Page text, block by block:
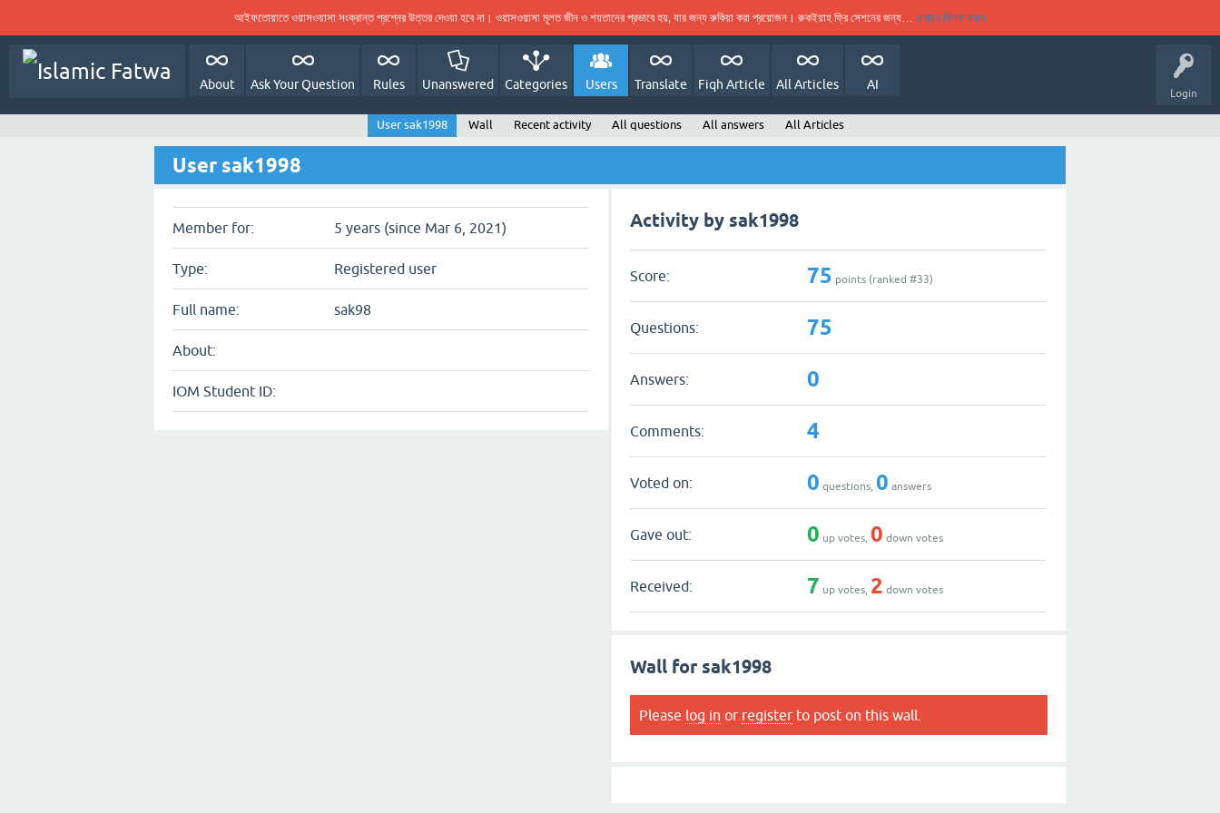
আইফতোয়াতে ওয়াসওয়াসা সংক্রান্ত প্রশ্নের উত্তর দেওয়া হবে না। ওয়াসওয়াসা মূলত জীন ও শয়তানের প্রভাবে হয়, যার জন্য রুকিয়া করা প্রয়োজন। রুকইয়াহ ফ্রি সেশনের জন্য… এখানে ক্লিক করুন
Login
About Ask Your Question Rules Unanswered Categories Users Translate Fiqh Article All Articles AI
User sak1998 Wall Recent activity All questions All answers All Articles
User sak1998
Member for: 5 years (since Mar 6, 2021)
Type: Registered user
Full name: sak98
About:
IOM Student ID:
Activity by sak1998
Score: 75 points (ranked #33)
Questions: 75
Answers: 0
Comments: 4
Voted on: 0 questions,0 answers
Gave out: 0 up votes,0 down votes
Received: 7 up votes, 2 down votes
Wall for sak1998
Please log in or register to post on this wall.